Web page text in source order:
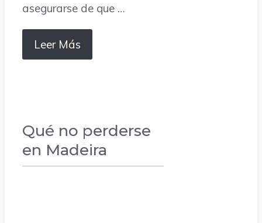
asegurarse de que …
Leer Más
Qué no perderse
en Madeira